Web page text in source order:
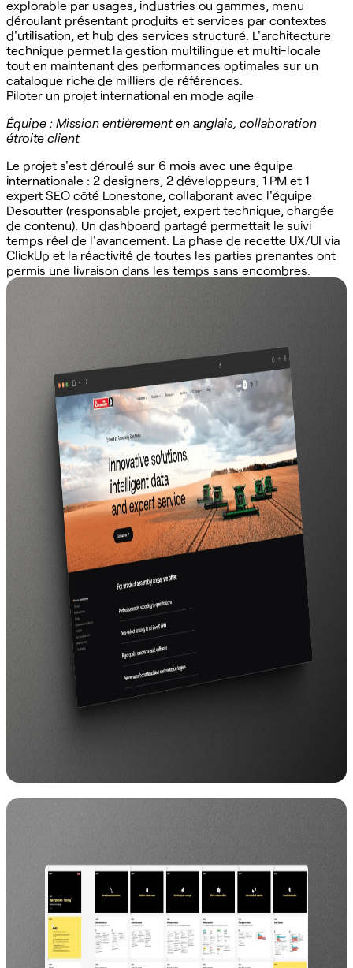
explorable par usages, industries ou gammes, menu
déroulant présentant produits et services par contextes
d'utilisation, et hub des services structuré. L'architecture
technique permet la gestion multilingue et multi-locale
tout en maintenant des performances optimales sur un
catalogue riche de milliers de références.
Piloter un projet international en mode agile
Équipe : Mission entièrement en anglais, collaboration
étroite client
Le projet s'est déroulé sur 6 mois avec une équipe
internationale : 2 designers, 2 développeurs, 1 PM et 1
expert SEO côté Lonestone, collaborant avec l'équipe
Desoutter (responsable projet, expert technique, chargée
de contenu). Un dashboard partagé permettait le suivi
temps réel de l'avancement. La phase de recette UX/UI via
ClickUp et la réactivité de toutes les parties prenantes ont
permis une livraison dans les temps sans encombres.